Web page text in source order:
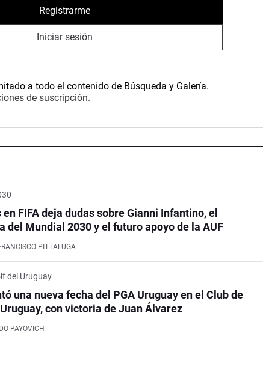
Registrarme
Iniciar sesión
a todo el contenido de Búsqueda y Galería.
de suscripción.
FIFA deja dudas sobre Gianni Infantino, el
del Mundial 2030 y el futuro apoyo de la AUF
PITTALUGA
del Uruguay
una nueva fecha del PGA Uruguay en el Club de
con victoria de Juan Álvarez
PAYOVICH